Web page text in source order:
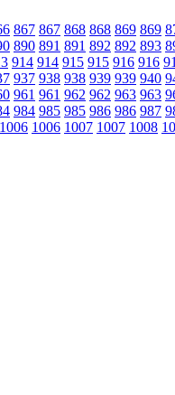
867 867 868 868 869 869
890 891 891 892 892 893
914 914 915 915 916 916
937 938 938 939 939 940
961 961 962 962 963 963
984 985 985 986 986 987
1006 1006 1007 1007 1008